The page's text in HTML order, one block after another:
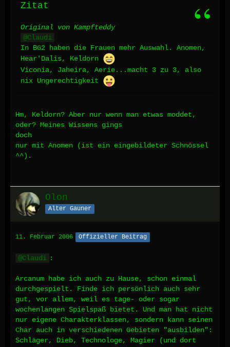
Zitat
Original von Kampfteddy
Claudi
In BG2 haben die Frauen mehr Auswahl. Anomen,
Hear'Dalis, Keldorn
Viconia, Jaheira, Aerie...macht 3 zu 3, also
nix Ungerechtigkeit
Hm, Keldorn? Aber nur wenn man etwas moddet,
oder? Meines Wissens gings
doch
nur mit Anomen (ist ein eingebildeter Schnössel
^^).
Olon
Alter Gauner
11. Februar 2006 Offizieller Beitrag
Claudi :
Arcanum habe ich auch zu Hause, schon einmal
durchgespielt. Finde ich persönlich auch sehr
gut, vor allem, weil es tage- oder sogar
wochenlangen Spielspaß bietet. Und man hat nicht
nur eigene Charakterklassen, sondern kann seinen
Char auch in verschiedenen Gebieten "ausbilden":
Schläger, Dieb, Technologe, Magier (und dort